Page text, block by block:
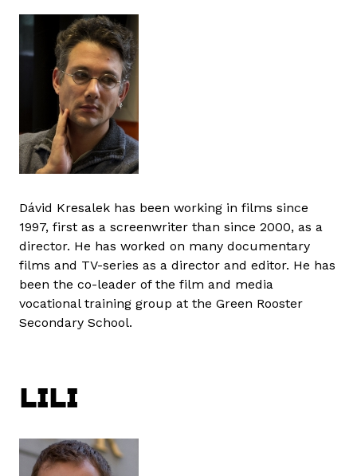
Dávid Kresalek has been working in films since
1997, first as a screenwriter than since 2000, as a
director. He has worked on many documentary
films and TV-series as a director and editor. He has
been the co-leader of the film and media
vocational training group at the Green Rooster
Secondary School.
LILI